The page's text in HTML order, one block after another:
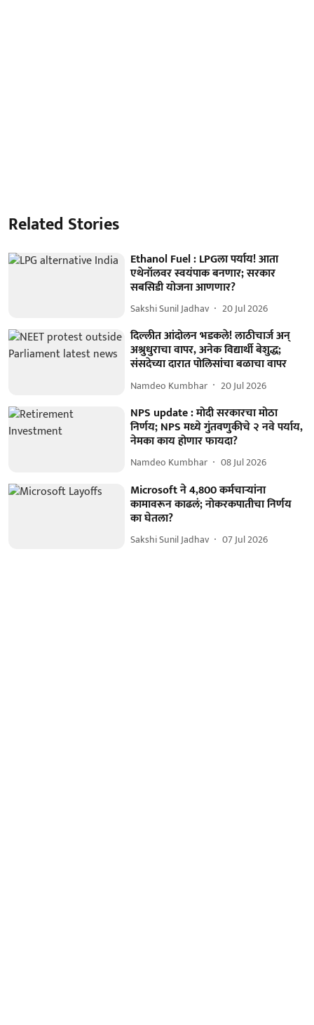
Related Stories
Ethanol Fuel : LPGला पर्याय! आता
एथेनॉलवर स्वयंपाक बनणार; सरकार
सबसिडी योजना आणणार?
Sakshi Sunil Jadhav 20 Jul 2026
दिल्लीत आंदोलन भडकले! लाठीचार्ज अन्
अश्रुधुराचा वापर, अनेक विद्यार्थी बेशुद्ध;
संसदेच्या दारात पोलिसांचा बळाचा वापर
Namdeo Kumbhar 20 Jul 2026
NPS update : मोदी सरकारचा मोठा
निर्णय; NPS मध्ये गुंतवणुकीचे २ नवे पर्याय,
नेमका काय होणार फायदा?
Namdeo Kumbhar 08 Jul 2026
Microsoft ने 4,800 कर्मचाऱ्यांना
कामावरून काढलं; नोकरकपातीचा निर्णय
का घेतला?
Sakshi Sunil Jadhav 07 Jul 2026